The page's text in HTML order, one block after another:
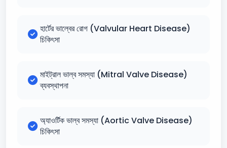
হার্টের ভাল্বের রোগ (Valvular Heart Disease)
চিকিৎসা
মাইট্রাল ভাল্ব সমস্যা (Mitral Valve Disease)
ব্যবস্থাপনা
অ্যাওর্টিক ভাল্ব সমস্যা (Aortic Valve Disease)
চিকিৎসা